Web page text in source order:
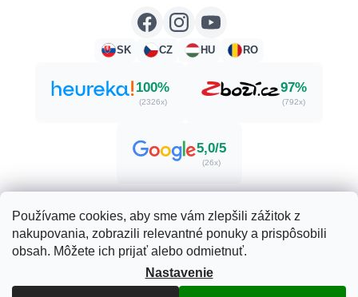
Používame cookies, aby sme vám zlepšili zážitok z
nakupovania, zobrazili relevantné ponuky a prispôsobili
obsah. Môžete ich prijať alebo odmietnuť.
Nastavenie
SK CZ HU RO
100%
(2326x)
97%
(792x)
5,0/5
(26x)
Vytvoril Shoptet
Copyright 2026Herbatica.sk. Všetky práva vyhradené.